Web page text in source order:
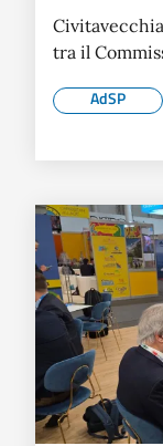
tra il
AdSP